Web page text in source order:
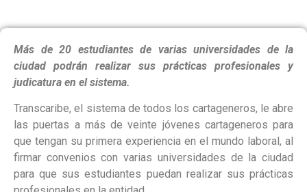
Más de 20 estudiantes de varias universidades de la
ciudad podrán realizar sus prácticas profesionales y
judicatura en el sistema.
Transcaribe, el sistema de todos los cartageneros, le abre
las puertas a más de veinte jóvenes cartageneros para
que tengan su primera experiencia en el mundo laboral, al
firmar convenios con varias universidades de la ciudad
para que sus estudiantes puedan realizar sus prácticas